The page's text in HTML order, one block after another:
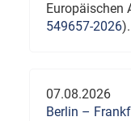
Europäischen
549657-2026).
07.08.2026
Berlin –